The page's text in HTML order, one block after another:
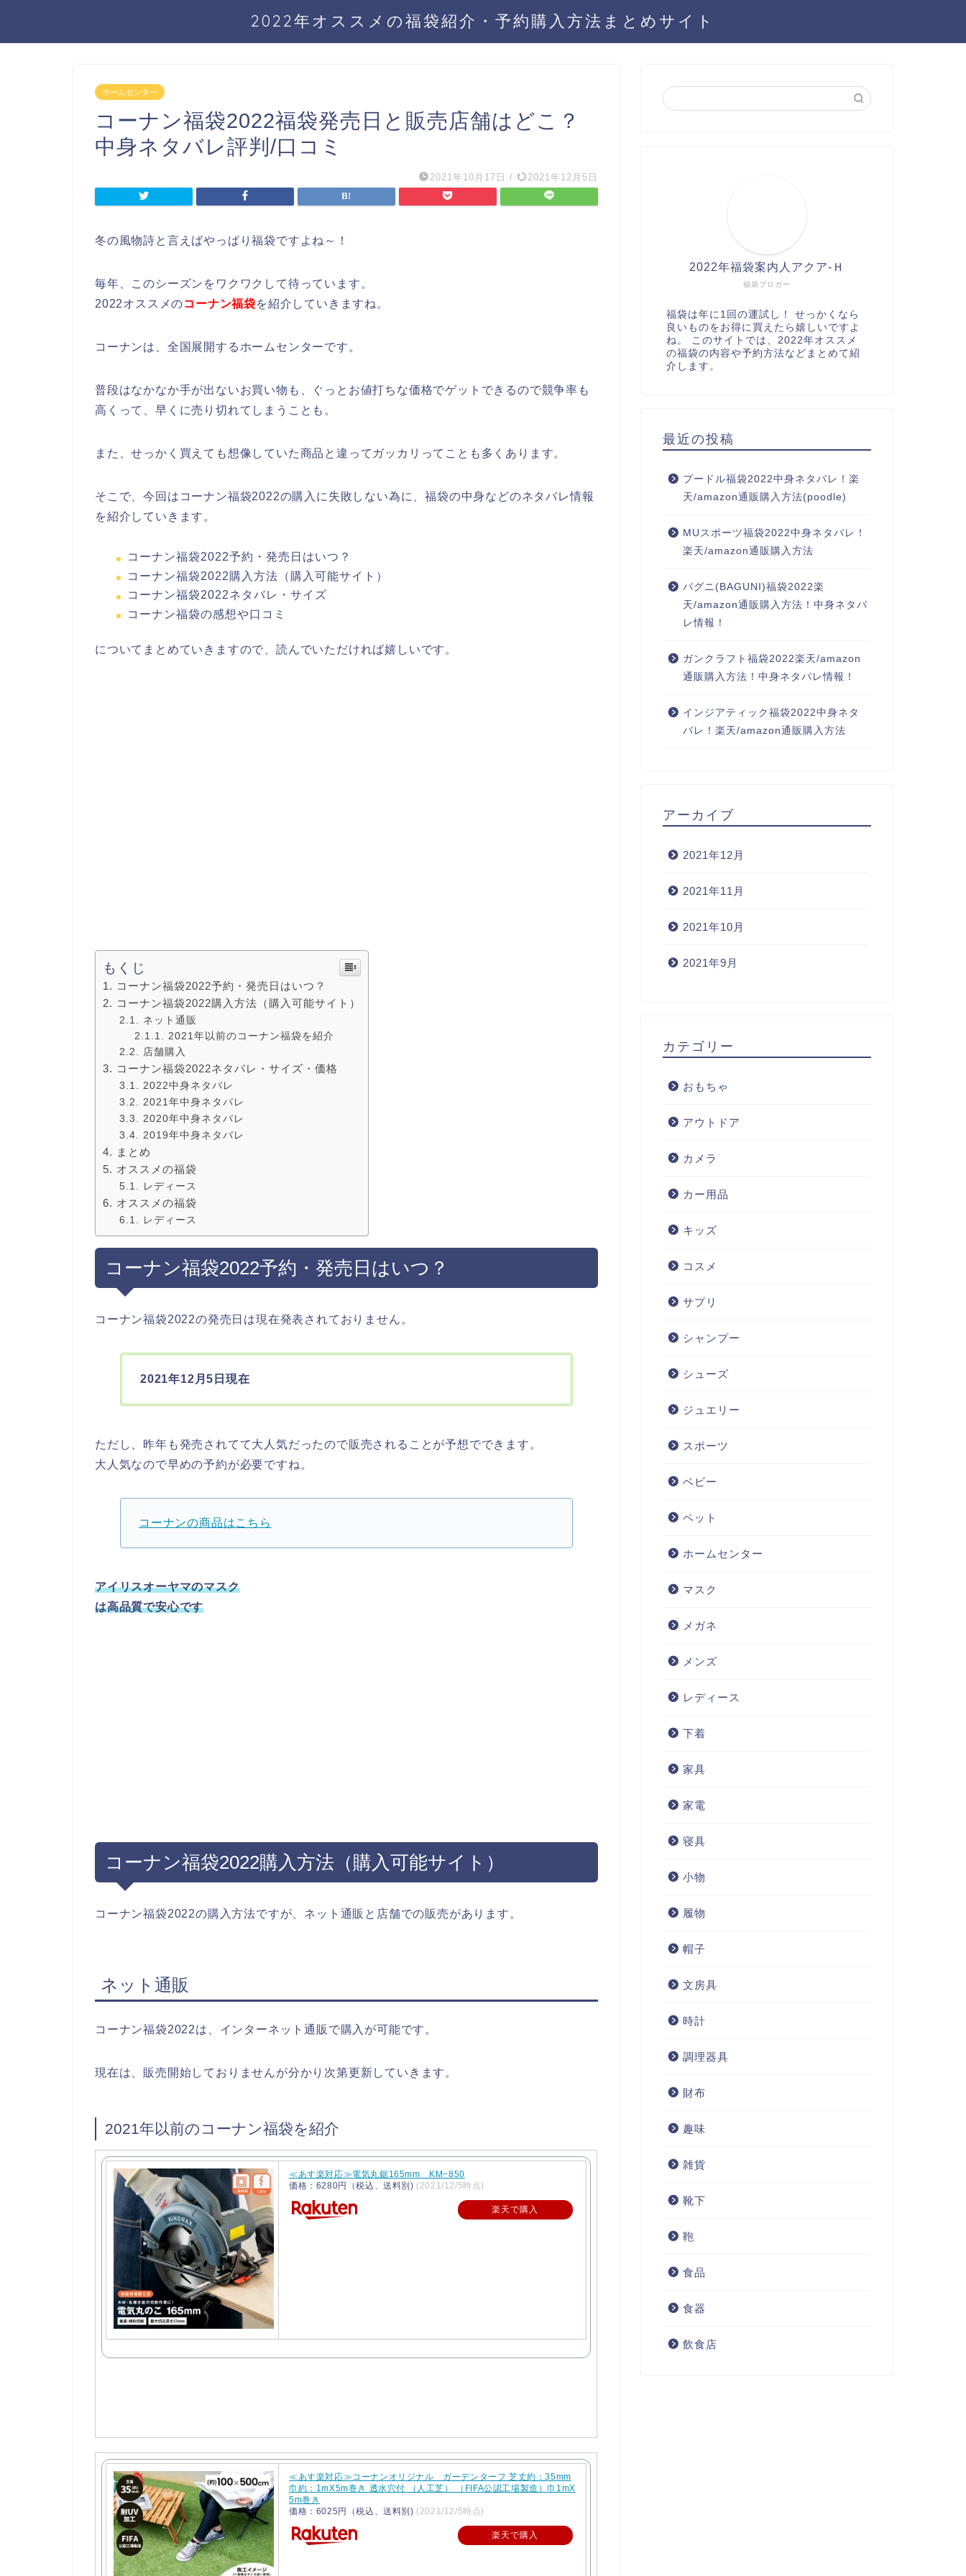
2022年オススメの福袋紹介・予約購入方法まとめサイト
ホームセンター
コーナン福袋2022福袋発売日と販売店舗はどこ？
中身ネタバレ評判/口コミ
2021年10月17日 / 2021年12月5日
冬の風物詩と言えばやっぱり福袋ですよね～！
毎年、このシーズンをワクワクして待っています。
2022オススメのコーナン福袋を紹介していきますね。
コーナンは、全国展開するホームセンターです。
普段はなかなか手が出ないお買い物も、ぐっとお値打ちな価格でゲットできるので競争率も
高くって、早くに売り切れてしまうことも。
また、せっかく買えても想像していた商品と違ってガッカリってことも多くあります。
そこで、今回はコーナン福袋2022の購入に失敗しない為に、福袋の中身などのネタバレ情報
を紹介していきます。
コーナン福袋2022予約・発売日はいつ？
コーナン福袋2022購入方法（購入可能サイト）
コーナン福袋2022ネタバレ・サイズ
コーナン福袋の感想や口コミ
についてまとめていきますので、読んでいただければ嬉しいです。
もくじ
コーナン福袋2022予約・発売日はいつ？
コーナン福袋2022購入方法（購入可能サイト）
ネット通販
2021年以前のコーナン福袋を紹介
店舗購入
コーナン福袋2022ネタバレ・サイズ・価格
2022中身ネタバレ
2021年中身ネタバレ
2020年中身ネタバレ
2019年中身ネタバレ
まとめ
オススメの福袋
レディース
オススメの福袋
レディース
コーナン福袋2022予約・発売日はいつ？
コーナン福袋2022の発売日は現在発表されておりません。
2021年12月5日現在
ただし、昨年も発売されてて大人気だったので販売されることが予想でできます。
大人気なので早めの予約が必要ですね。
コーナンの商品はこちら
アイリスオーヤマのマスク
は高品質で安心です
コーナン福袋2022購入方法（購入可能サイト）
コーナン福袋2022の購入方法ですが、ネット通販と店舗での販売があります。
ネット通販
コーナン福袋2022は、インターネット通販で購入が可能です。
現在は、販売開始しておりませんが分かり次第更新していきます。
2021年以前のコーナン福袋を紹介
≪あす楽対応≫電気丸鋸165mm KM−850
価格：6280円（税込、送料別) (2021/12/5時点)
楽天で購入
≪あす楽対応≫コーナンオリジナル ガーデンターフ 芝丈約：35mm
巾約：1mX5m巻き 透水穴付 （人工芝） （FIFA公認工場製造）巾1mX
5m巻き
価格：6025円（税込、送料別) (2021/12/5時点)
楽天で購入
福袋ブロガー
2022年福袋案内人アクア-Ｈ
福袋は年に1回の運試し！ せっかくなら
良いものをお得に買えたら嬉しいですよ
ね。 このサイトでは、2022年オススメ
の福袋の内容や予約方法などまとめて紹
介します。
最近の投稿
プードル福袋2022中身ネタバレ！楽
天/amazon通販購入方法(poodle)
MUスポーツ福袋2022中身ネタバレ！
楽天/amazon通販購入方法
バグニ(BAGUNI)福袋2022楽
天/amazon通販購入方法！中身ネタバ
レ情報！
ガンクラフト福袋2022楽天/amazon
通販購入方法！中身ネタバレ情報！
インジアティック福袋2022中身ネタ
バレ！楽天/amazon通販購入方法
アーカイブ
2021年12月
2021年11月
2021年10月
2021年9月
カテゴリー
おもちゃ
アウトドア
カメラ
カー用品
キッズ
コスメ
サプリ
シャンプー
シューズ
ジュエリー
スポーツ
ベビー
ペット
ホームセンター
マスク
メガネ
メンズ
レディース
下着
家具
家電
寝具
小物
履物
帽子
文房具
時計
調理器具
財布
趣味
雑貨
靴下
鞄
食品
食器
飲食店